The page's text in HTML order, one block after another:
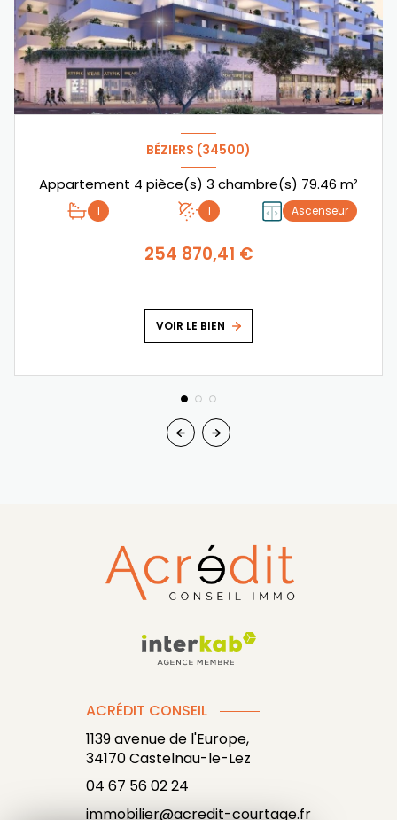
BÉZIERS (34500)
Appartement 4 pièce(s) 3 chambre(s) 79.46 m²
1 1 Ascenseur
254 870,41 €
VOIR LE BIEN
ACRÉDIT CONSEIL
1139 avenue de l'Europe,
34170Castelnau-le-Lez
04 67 56 02 24
immobilier@acredit-courtage.fr